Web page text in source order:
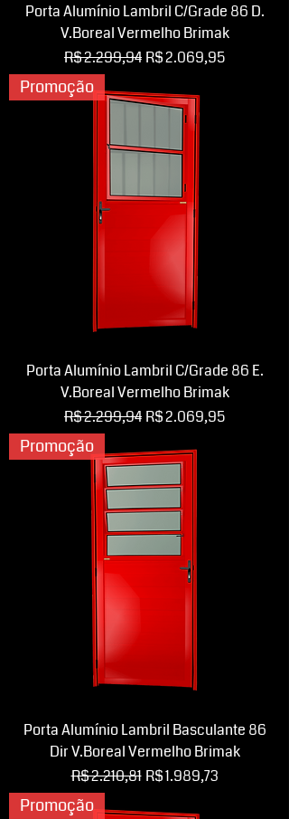
Porta Alumínio Lambril C/Grade 86 D.
V.Boreal Vermelho Brimak
Preço normal
R$ 2.299,94 Preço promocional
R$ 2.069,95
Promoção
Porta Alumínio Lambril C/Grade 86 E.
V.Boreal Vermelho Brimak
Preço normal
R$ 2.299,94 Preço promocional
R$ 2.069,95
Promoção
Porta Alumínio Lambril Basculante 86
Dir V.Boreal Vermelho Brimak
Preço normal
R$ 2.210,81 Preço promocional
R$ 1.989,73
Promoção